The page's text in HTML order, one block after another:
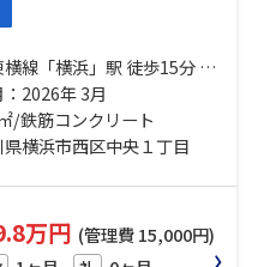
線「横浜」駅 徒歩15分 京
部」駅 徒歩3分 相鉄本線
」駅 徒歩6分
2026年 3月
/鉄筋コンクリート
横浜市西区中央１丁目
万円 (管理費 15,000円)